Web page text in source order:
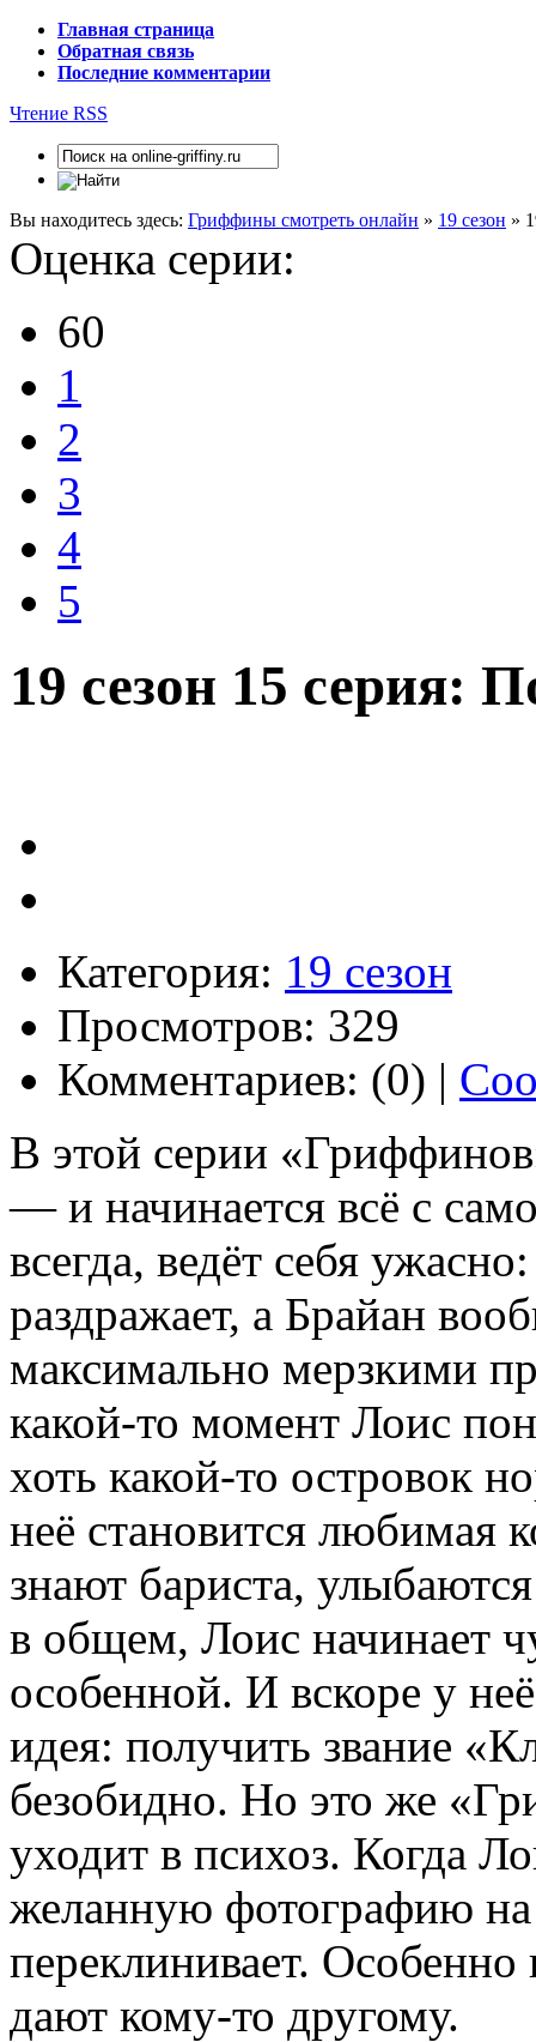
Главная страница
Обратная связь
Последние комментарии
Чтение RSS
Вы находитесь здесь: Гриффины смотреть онлайн » 19 сезон »
Оценка серии:
60
1
2
3
4
5
19 сезон 15 серия:
Категория: 19 сезон
Просмотров: 329
Комментариев: (0) |
В этой серии
— и начинается всё с
всегда, ведёт себя
раздражает, а Брайан
максимально мерзкими
какой-то момент Лоис
хоть какой-то островок
неё становится любимая
знают бариста,
в общем, Лоис начинает
особенной. И вскоре у
идея: получить звание
безобидно. Но это же
уходит в психоз. Когда
желанную фотографию на
переклинивает. Особенно
дают кому-то другому.